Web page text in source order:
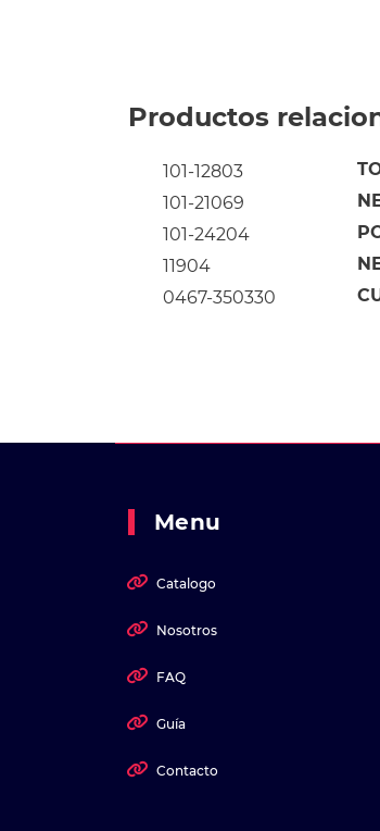
Productos
101-12803
101-21069
101-24204
11904
0467-350330
Menu
Catalogo
Nosotros
FAQ
Guía
Contacto